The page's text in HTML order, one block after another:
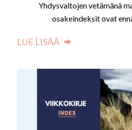
Yhdysvaltojen vetämänä
osakeindeksit ovat
LUE LISÄÄ